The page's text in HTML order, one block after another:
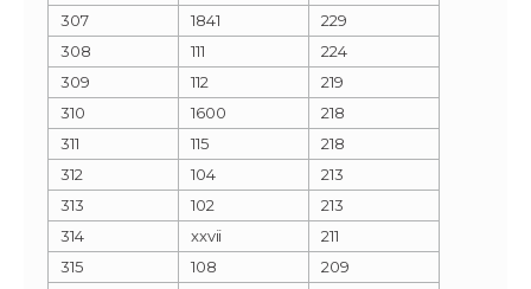
307
1841
229
308
111
224
309
112
219
310
1600
218
311
115
218
312
104
213
313
102
213
314
xxvii
211
315
108
209